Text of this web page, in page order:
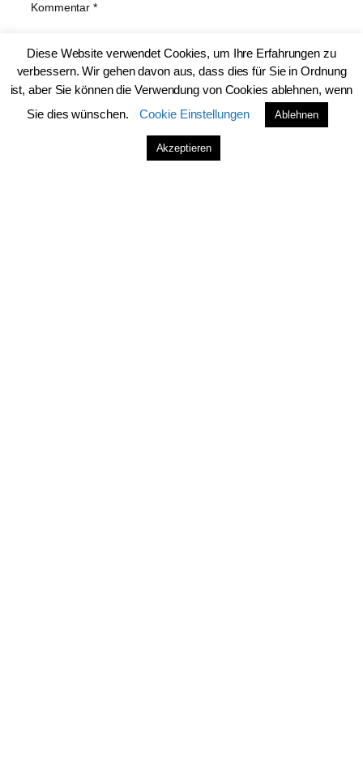
Kommentar*
Diese Website verwendet Cookies, um Ihre Erfahrungen zu
verbessern. Wir gehen davon aus, dass dies für Sie in Ordnung
ist, aber Sie können die Verwendung von Cookies ablehnen, wenn
Sie dies wünschen.
Cookie Einstellungen Ablehnen
Akzeptieren